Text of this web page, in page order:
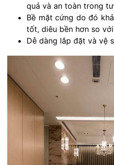
quả và an toàn trong
Bề mặt cứng do đó
tốt, diêu bền hơn so
Dễ dàng lắp đặt và vệ